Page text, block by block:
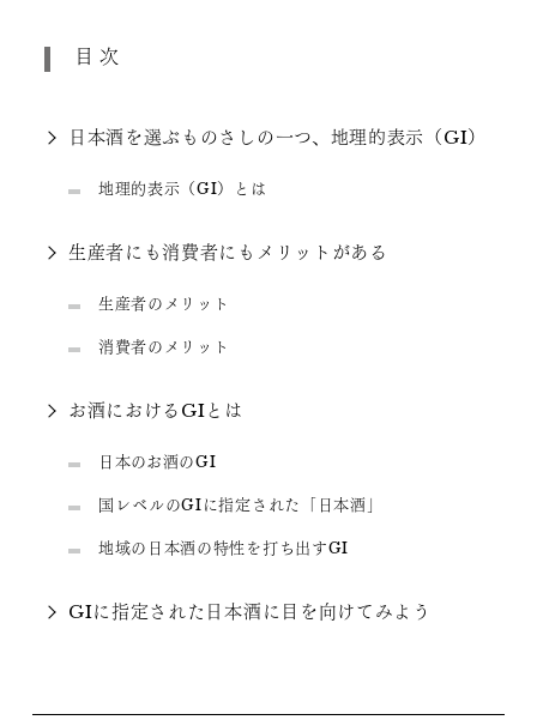
目次
日本酒を選ぶものさしの一つ、地理的表示（GI）
地理的表示（GI）とは
生産者にも消費者にもメリットがある
生産者のメリット
消費者のメリット
お酒におけるGIとは
日本のお酒のGI
国レベルのGIに指定された「日本酒」
地域の日本酒の特性を打ち出すGI
GIに指定された日本酒に目を向けてみよう